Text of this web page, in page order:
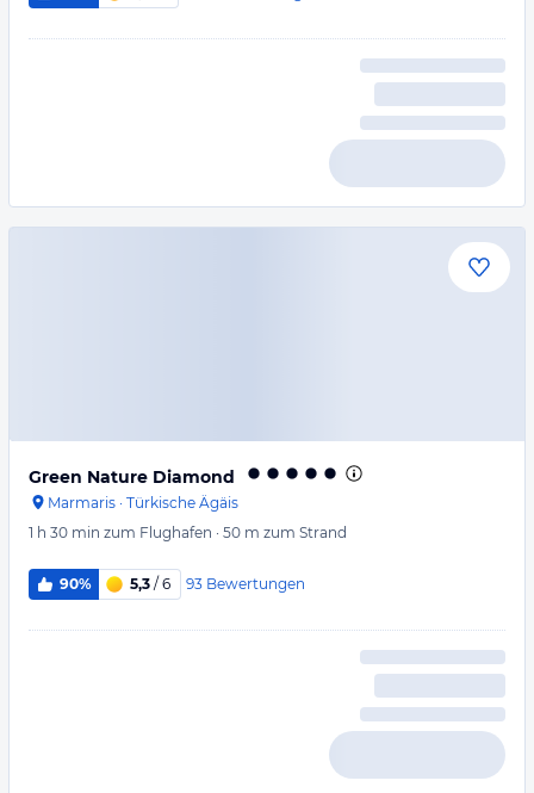
Green Nature Diamond
Marmaris · Türkische Ägäis
1 h 30 min zum Flughafen · 50 m zum Strand
90% 5,3 / 6 93 Bewertungen